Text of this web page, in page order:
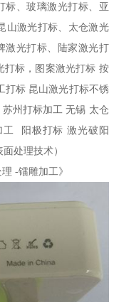
标、玻璃激光打标、亚
山激光打标、太仓激光
激光打标、陆家激光打
打标，图案激光打标 按
打标 昆山激光打标不锈
州打标加工 无锡 太仓
阳极打标 激光破阳
处理技术）
-镭雕加工》